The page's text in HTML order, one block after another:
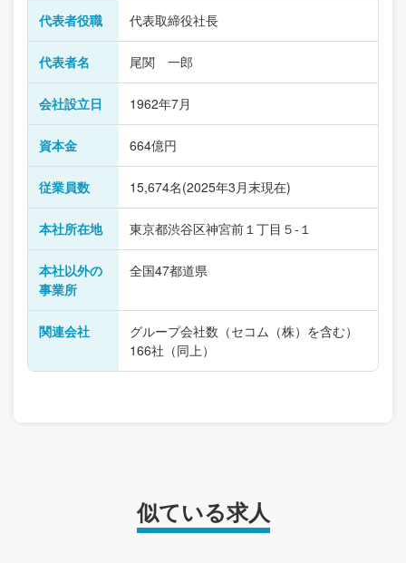
代表者役職 代表取締役社長
代表者名 尾関 一郎
会社設立日 1962年7月
資本金 664億円
従業員数 15,674名(2025年3月末現在)
本社所在地 東京都渋谷区神宮前１丁目５-１
本社以外の
事業所
全国47都道県
関連会社
グループ会社数（セコム（株）を含む）
166社（同上）
似ている求人